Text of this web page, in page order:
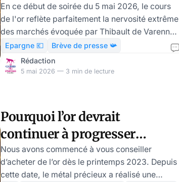
Trump à Ormuz, par Vincent
Clairmont
En ce début de soirée du 5 mai 2026, le cours
de l'or reflète parfaitement la nervosité extrême
des marchés évoquée par Thibault de Varenne.
Voici les points clés à retenir sur l'évolution du
métal jaune. L’or en 2026 : le Guide Stratégique
gratuit pour naviguer dans l’apogée du métal
d’année 2026 comme le pilier central de la
protection du capital. Avec un somme
Epargne 💶
Brève de presse 📯
Rédaction
5 mai 2026 — 3 min de lecture
Pourquoi l’or devrait
continuer à progresser
d’environ 15% en 2025
Nous avons commencé à vous conseiller
d’acheter de l’or dès le printemps 2023. Depuis
cette date, le métal précieux a réalisé une